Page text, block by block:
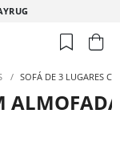
/ SOFÁ DE 3 LUGARES